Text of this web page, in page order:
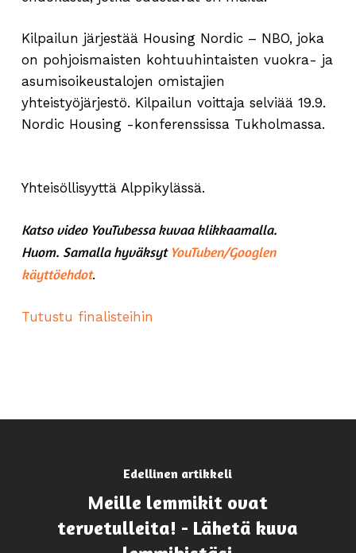
Kilpailun järjestää Housing Nordic – NBO, joka
on pohjoismaisten kohtuuhintaisten vuokra- ja
asumisoikeustalojen omistajien
yhteistyöjärjestö. Kilpailun voittaja selviää 19.9.
Nordic Housing -konferenssissa Tukholmassa.
Yhteisöllisyyttä Alppikylässä.
Katso video YouTubessa kuvaa klikkaamalla.
Huom. Samalla hyväksyt YouTuben/Googlen
käyttöehdot.
Tutustu finalisteihin
Edellinen artikkeli
Meille lemmikit ovat
tervetulleita! - Lähetä kuva